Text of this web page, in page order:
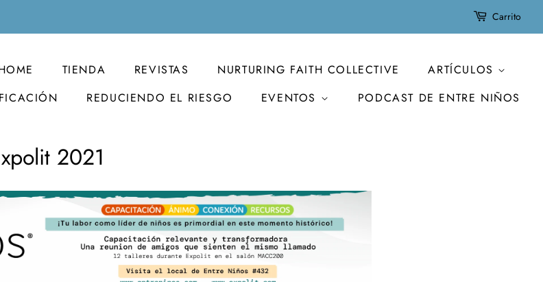
Carrito
TIENDA REVISTAS NURTURING FAITH COLLECTIVE
ARTÍCULOS
REDUCIENDO EL RIESGO EVENTOS PODCAST DE ENTRE NIÑOS
2021